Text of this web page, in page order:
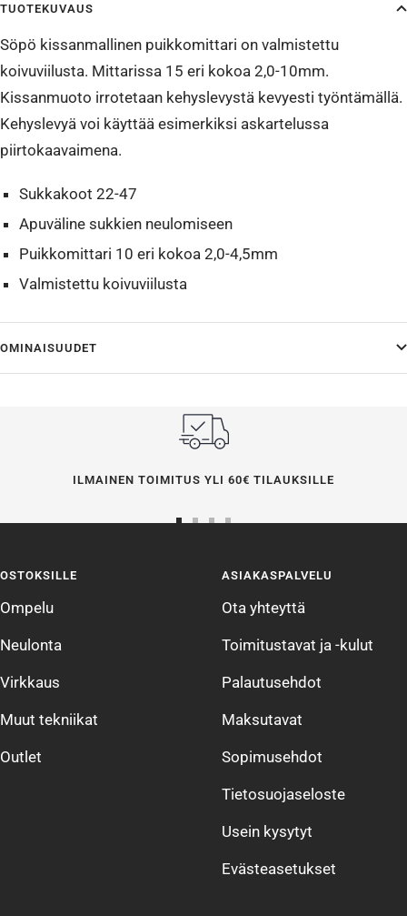
TUOTEKUVAUS
Söpö kissanmallinen puikkomittari on valmistettu
koivuviilusta. Mittarissa 15 eri kokoa 2,0-10mm.
Kissanmuoto irrotetaan kehyslevystä kevyesti työntämällä.
Kehyslevyä voi käyttää esimerkiksi askartelussa
piirtokaavaimena.
Sukkakoot 22-47
Apuväline sukkien neulomiseen
Puikkomittari 10 eri kokoa 2,0-4,5mm
Valmistettu koivuviilusta
OMINAISUUDET
ILMAINEN TOIMITUS YLI 60€ TILAUKSILLE
4
OSTOKSILLE
Ompelu
Neulonta
Virkkaus
Muut tekniikat
Outlet
ASIAKASPALVELU
Ota yhteyttä
Toimitustavat ja -kulut
Palautusehdot
Maksutavat
Sopimusehdot
Tietosuojaseloste
Usein kysytyt
Evästeasetukset